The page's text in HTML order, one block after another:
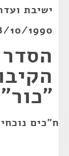
10/1990
"כור"
ח"כים